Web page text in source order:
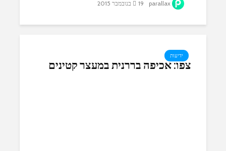
19 בנובמבר 2015
ידיעות
צפו: אכיפה בררנית במעצר קטינים